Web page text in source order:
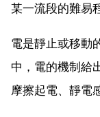
某一流段的難易
電是靜止或移動
中，電的機制給
摩擦起電、靜電